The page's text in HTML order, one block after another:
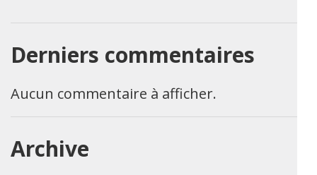
Derniers commentaires
Aucun commentaire à afficher.
Archive